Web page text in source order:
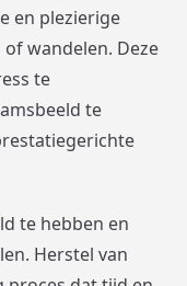
en plezierige
wandelen. Deze
te
te
te hebben en
Herstel van